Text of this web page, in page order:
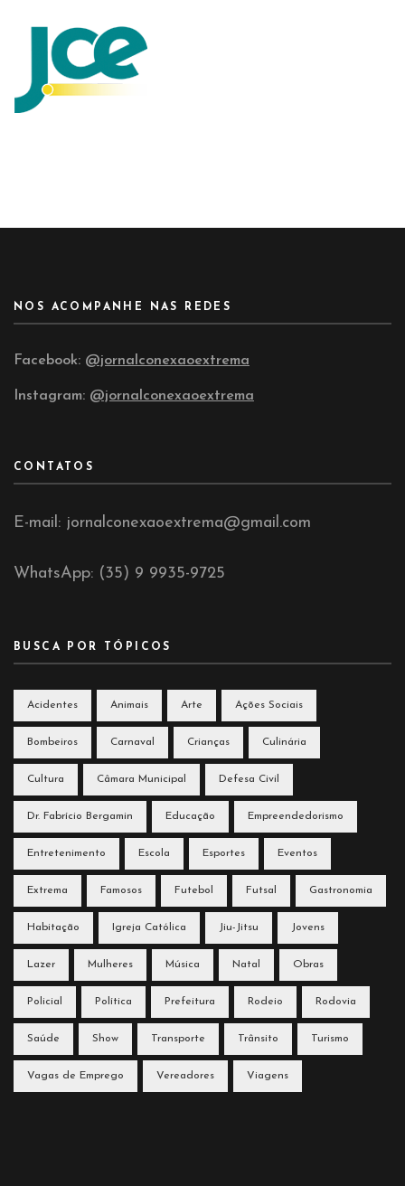
NOS ACOMPANHE NAS REDES
Facebook: @jornalconexaoextrema
Instagram: @jornalconexaoextrema
CONTATOS
E-mail: jornalconexaoextrema@gmail.com
WhatsApp: (35) 9 9935-9725
BUSCA POR TÓPICOS
Acidentes Animais Arte Ações Sociais
Bombeiros Carnaval Crianças Culinária
Cultura Câmara Municipal Defesa Civil
Dr. Fabrício Bergamin Educação Empreendedorismo
Entretenimento Escola Esportes Eventos
Extrema Famosos Futebol Futsal Gastronomia
Habitação Igreja Católica Jiu-Jitsu Jovens
Lazer Mulheres Música Natal Obras
Policial Política Prefeitura Rodeio Rodovia
Saúde Show Transporte Trânsito Turismo
Vagas de Emprego Vereadores Viagens